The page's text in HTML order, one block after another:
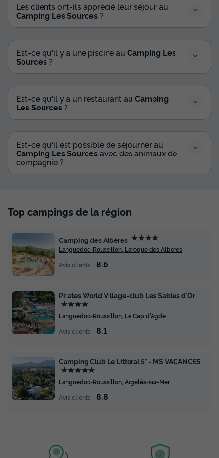
CHALET 8 personnes - Gitotel 3 chambres
Surface
50m² 8 3 1
Réfrigérateur
Salon de jardin
+ 2
Modifier les dates
Voir les disponibilités
Les clients ont-ils apprécié leur séjour au
Camping Les Sources ?
Est-ce qu'il y a une piscine au Camping Les
Sources ?
Est-ce qu'il y a un restaurant au Camping
Les Sources ?
Est-ce qu'il est possible de séjourner au
Camping Les Sourcesavec des animaux de
compagnie ?
Top campings de la région
Camping des Albères ★★★★
Languedoc-Roussillon, Laroque des Alberes
Avis clients
8.6
Pirates World Village-club Les Sables d'Or
★★★★
Languedoc-Roussillon, Le Cap d'Agde
Avis clients
8.1
Camping Club Le Littoral 5* - MS VACANCES
★★★★★
Languedoc-Roussillon, Argelès-sur-Mer
Avis clients
8.8